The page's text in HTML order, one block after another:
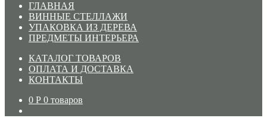
ГЛАВНАЯ
ВИННЫЕ СТЕЛЛАЖИ
УПАКОВКА ИЗ ДЕРЕВА
ПРЕДМЕТЫ ИНТЕРЬЕРА
КАТАЛОГ ТОВАРОВ
ОПЛАТА И ДОСТАВКА
КОНТАКТЫ
0 Р 0 товаров